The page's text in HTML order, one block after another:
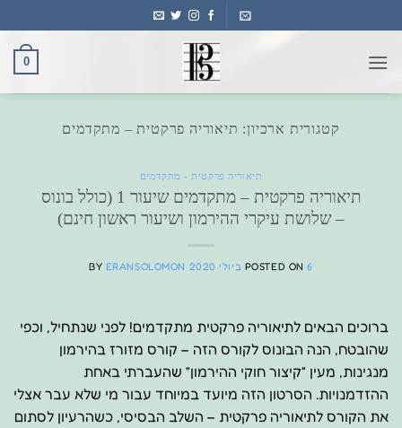
to
content
0
קטגורית ארכיון: תיאוריה פרקטית – מתקדמים
תיאוריה פרקטית - מתקדמים
תיאוריה פרקטית – מתקדמים שיעור 1 (כולל בונוס
– שלושת עיקרי ההירמון ושיעור ראשון חינם)
POSTED ON6 ביולי 2020 BY ERANSOLOMON
ברוכים הבאים לתיאוריה פרקטית מתקדמים! לפני שנתחיל, וכפי
שהובטח, הנה הבונוס לקורס הזה – קורס מזורז בהירמון
מנגינות, מעין “קיצור חוקי ההירמון” שהעברתי באחת
ההזדמנויות. הסרטון הזה מיועד במיוחד עבור מי שלא עבר אצלי
את הקורס לתיאוריה פרקטית – השלב הבסיסי, כשהרעיון לסתום